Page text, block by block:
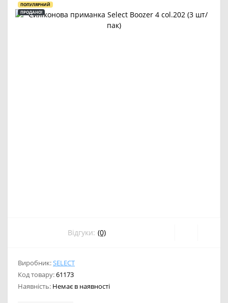
ПОПУЛЯРНИЙ
ПРОДАНО!
Відгуки: (0)
Виробник:SELECT
Код товару:61173
Наявність: Немає в наявності